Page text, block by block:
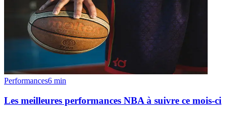
Performances6 min
Les meilleures performances NBA à suivre ce mois-ci